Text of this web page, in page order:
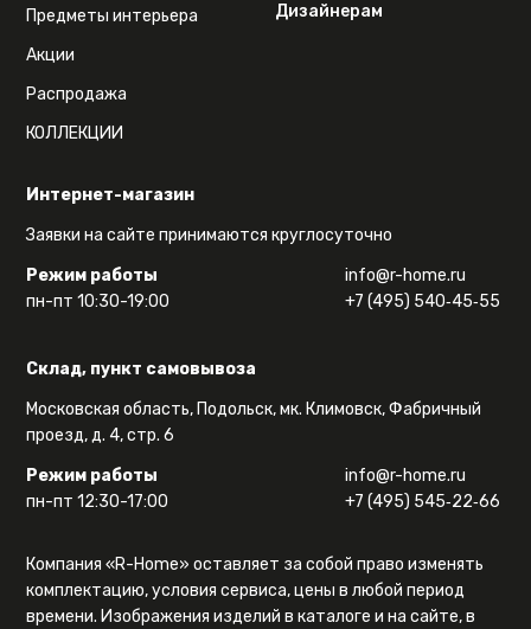
Интернет-магазин
Заявки на сайте принимаются круглосуточно
Режим работы
пн-пт 10:30-19:00
info@r-home.ru
+7 (495) 540‑45‑55
Склад, пункт самовывоза
Московская область, Подольск, мк. Климовск, Фабричный
проезд, д. 4, стр. 6
Режим работы
пн-пт 12:30-17:00
info@r-home.ru
+7 (495) 545‑22‑66
Предметы интерьера
Акции
Распродажа
КОЛЛЕКЦИИ
Дизайнерам
Компания «R-Home» оставляет за собой право изменять
комплектацию, условия сервиса, цены в любой период
времени. Изображения изделий в каталоге и на сайте, в